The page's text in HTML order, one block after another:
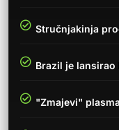
Stručnjakinja
Brazil je
"Zmajevi"